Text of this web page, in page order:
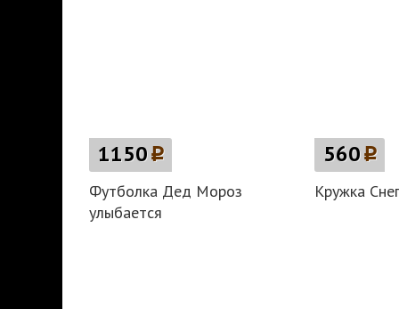
1150p
Футболка Дед Мороз
улыбается
560p
Кружка